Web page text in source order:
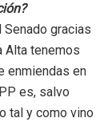
gracias
Alta tenemos
enmiendas en
es, salvo
tal y como vino